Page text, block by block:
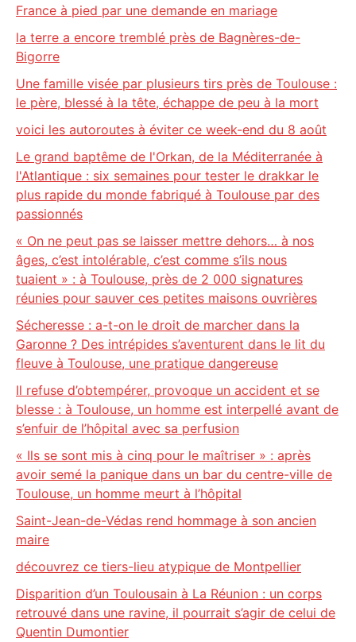
France à pied par une demande en mariage
la terre a encore tremblé près de Bagnères-de-
Bigorre
Une famille visée par plusieurs tirs près de Toulouse :
le père, blessé à la tête, échappe de peu à la mort
voici les autoroutes à éviter ce week-end du 8 août
Le grand baptême de l'Orkan, de la Méditerranée à
l'Atlantique : six semaines pour tester le drakkar le
plus rapide du monde fabriqué à Toulouse par des
passionnés
« On ne peut pas se laisser mettre dehors… à nos
âges, c’est intolérable, c’est comme s’ils nous
tuaient » : à Toulouse, près de 2 000 signatures
réunies pour sauver ces petites maisons ouvrières
Sécheresse : a-t-on le droit de marcher dans la
Garonne ? Des intrépides s’aventurent dans le lit du
fleuve à Toulouse, une pratique dangereuse
Il refuse d’obtempérer, provoque un accident et se
blesse : à Toulouse, un homme est interpellé avant de
s’enfuir de l’hôpital avec sa perfusion
« Ils se sont mis à cinq pour le maîtriser » : après
avoir semé la panique dans un bar du centre-ville de
Toulouse, un homme meurt à l’hôpital
Saint-Jean-de-Védas rend hommage à son ancien
maire
découvrez ce tiers-lieu atypique de Montpellier
Disparition d’un Toulousain à La Réunion : un corps
retrouvé dans une ravine, il pourrait s’agir de celui de
Quentin Dumontier